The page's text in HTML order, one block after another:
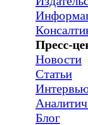
Пресс-
Новости
Статьи
Блог